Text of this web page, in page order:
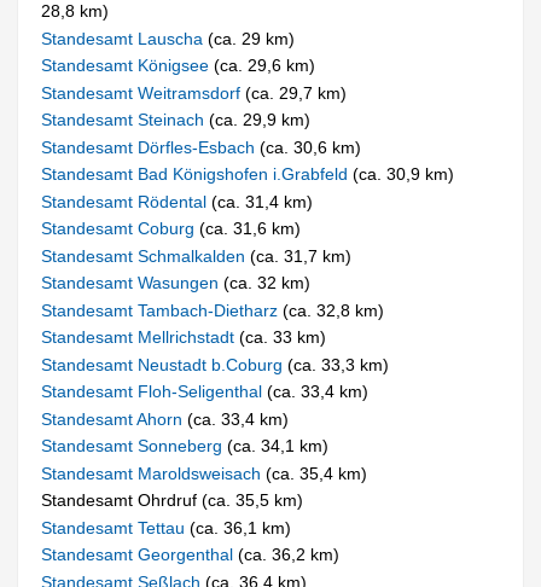
28,8 km)
Standesamt Lauscha(ca. 29 km)
Standesamt Königsee(ca. 29,6 km)
Standesamt Weitramsdorf(ca. 29,7 km)
Standesamt Steinach(ca. 29,9 km)
Standesamt Dörfles-Esbach(ca. 30,6 km)
Standesamt Bad Königshofen i.Grabfeld(ca. 30,9 km)
Standesamt Rödental(ca. 31,4 km)
Standesamt Coburg(ca. 31,6 km)
Standesamt Schmalkalden(ca. 31,7 km)
Standesamt Wasungen(ca. 32 km)
Standesamt Tambach-Dietharz(ca. 32,8 km)
Standesamt Mellrichstadt(ca. 33 km)
Standesamt Neustadt b.Coburg(ca. 33,3 km)
Standesamt Floh-Seligenthal(ca. 33,4 km)
Standesamt Ahorn(ca. 33,4 km)
Standesamt Sonneberg(ca. 34,1 km)
Standesamt Maroldsweisach(ca. 35,4 km)
Standesamt Ohrdruf (ca. 35,5 km)
Standesamt Tettau(ca. 36,1 km)
Standesamt Georgenthal(ca. 36,2 km)
Standesamt Seßlach(ca. 36,4 km)